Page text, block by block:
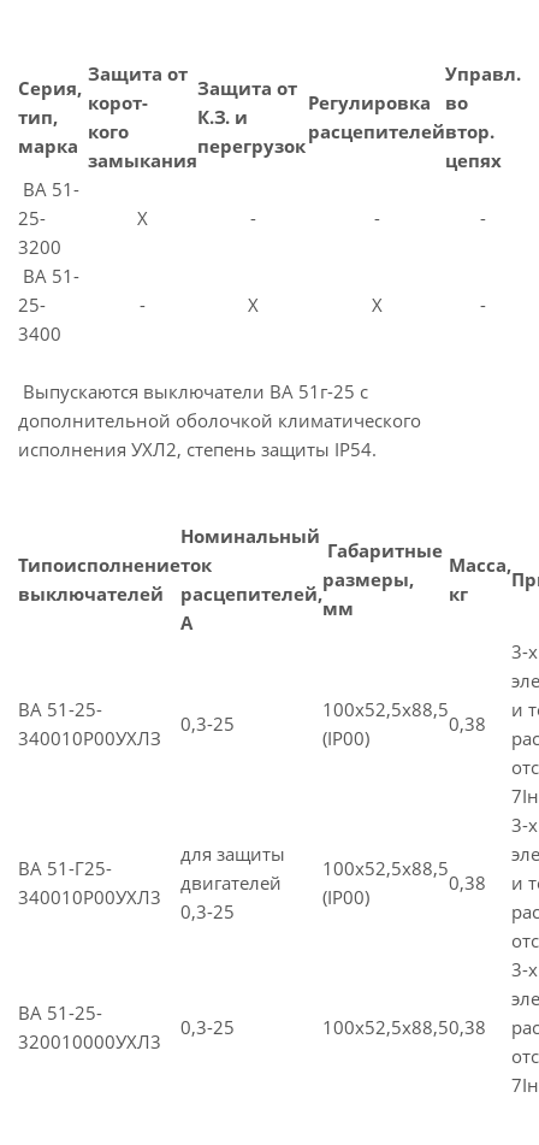
Серия,
тип,
марка
Защита от
корот-
кого
замыкания
Защита от
К.З. и
перегрузок
Регулировка
расцепителей
Управл.
во
втор.
цепях
ВА 51-
25-
3200
X - - -
ВА 51-
25-
3400
- X X -
Выпускаются выключатели ВА 51г-25 с
дополнительной оболочкой климатического
исполнения УХЛ2, степень защиты IP54.
Типоисполнение
выключателей
Номинальный
ток
расцепителей,
A
Габаритные
размеры,
мм
Масса,
кг
ВА 51-25-
340010Р00УХЛЗ
0,3-25
100х52,5х88,5
(IP00)
0,38
3-
и
ВА 51-Г25-
340010P00УХЛ3
для защиты
двигателей
0,3-25
100х52,5х88,5
(IP00)
0,38
3-
и
ВА 51-25-
320010000УХЛ3
0,3-25 100х52,5х88,50,38
3-